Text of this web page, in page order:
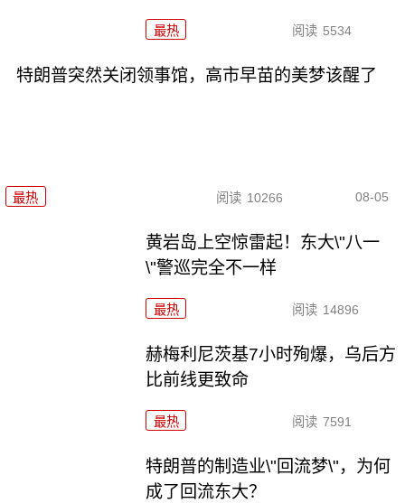
最热 阅读 5534
特朗普突然关闭领事馆，高市早苗的美梦该醒了
最热 阅读 10266 08-05
黄岩岛上空惊雷起！东大\"八一
\"警巡完全不一样
最热 阅读 14896
赫梅利尼茨基7小时殉爆，乌后方
比前线更致命
最热 阅读 7591
特朗普的制造业\"回流梦\"，为何
成了回流东大？